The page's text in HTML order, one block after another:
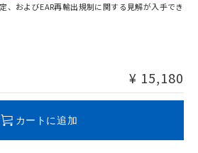
在する可能性があります。
、およびEAR再輸出規制に関する見解が入手でき
¥ 15,180
カートに追加